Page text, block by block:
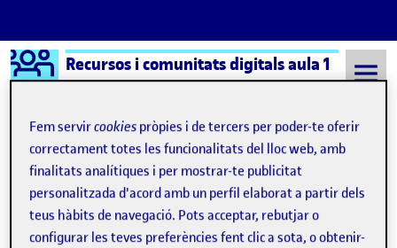
Saltar al contingut
Logo Ágora
Recursos i comunitats digitals aula 1
Semestre 20212 - Aula 1 9 Abril, 2022
9 Abril, 2022
Fem servircookies pròpies i de tercers per poder-te oferir
correctament totes les funcionalitats del lloc web, amb
finalitats analítiques i per mostrar-te publicitat
personalitzada d'acord amb un perfil elaborat a partir dels
teus hàbits de navegació. Pots acceptar, rebutjar o
configurar les teves preferències fent clic a sota, o obtenir-